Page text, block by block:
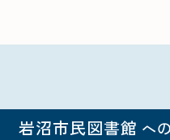
岩沼市民図書館 へ